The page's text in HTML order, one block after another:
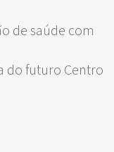
de saúde com
do futuro Centro